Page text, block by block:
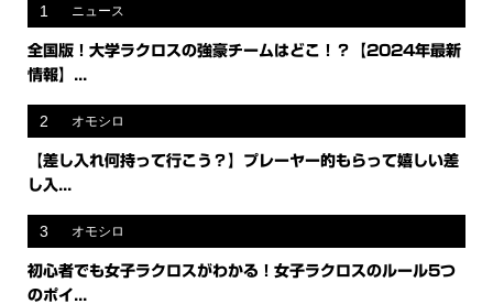
1 ニュース
全国版！大学ラクロスの強豪チームはどこ！？【2024年最新
情報】...
2 オモシロ
【差し入れ何持って行こう？】プレーヤー的もらって嬉しい差
し入...
3 オモシロ
初心者でも女子ラクロスがわかる！女子ラクロスのルール5つ
のポイ...